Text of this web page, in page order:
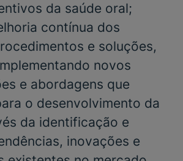
da saúde oral;
contínua dos
e soluções,
novos
e abordagens que
o desenvolvimento da
da identificação e
inovações e